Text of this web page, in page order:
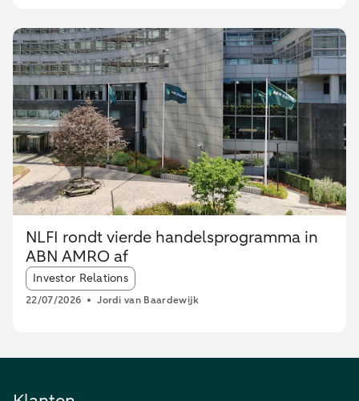
NLFI rondt vierde handelsprogramma in
ABN AMRO af
Article tags:
Investor Relations
22/07/2026 Jordi van Baardewijk